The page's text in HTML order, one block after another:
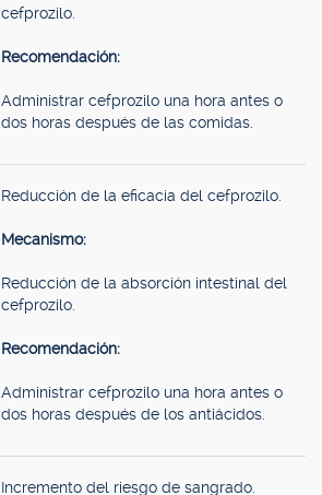
cefprozilo.
Recomendación:
Administrar cefprozilo una hora antes o
dos horas después de las comidas.
Reducción de la eficacia del cefprozilo.
Mecanismo:
Reducción de la absorción intestinal del
cefprozilo.
Recomendación:
Administrar cefprozilo una hora antes o
dos horas después de los antiácidos.
Incremento del riesgo de sangrado.